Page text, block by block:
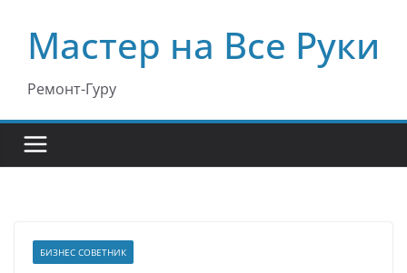
содержимому
Мастер на Все Руки
Ремонт-Гуру
БИЗНЕС СОВЕТНИК